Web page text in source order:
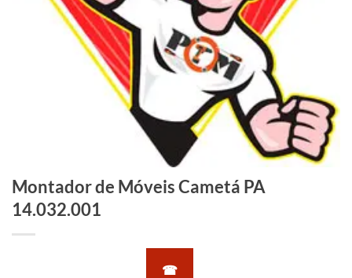
Montador de Móveis Cametá PA
14.032.001
☎